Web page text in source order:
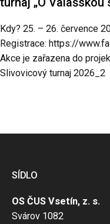
Kdy? 25. – 26. července
Registrace: https://
Akce je zařazena do
Slivovicový turnaj 2026_2
SÍDLO
OS ČUS Vsetín, z. s.
Svárov 1082